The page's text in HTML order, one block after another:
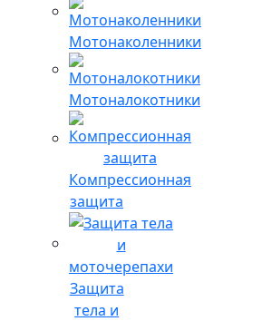
Мотонаколенники
Мотоналокотники
Компрессионная
защита
Защита
тела и